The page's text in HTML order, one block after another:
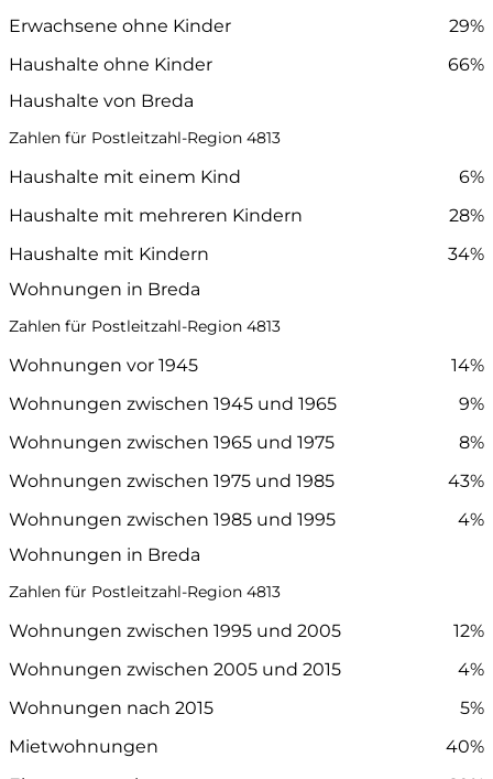
Erwachsene ohne Kinder
29%
Haushalte ohne Kinder
66%
Haushalte von Breda
Zahlen für Postleitzahl-Region 4813
Haushalte mit einem Kind
6%
Haushalte mit mehreren Kindern
28%
Haushalte mit Kindern
34%
Wohnungen in Breda
Zahlen für Postleitzahl-Region 4813
Wohnungen vor 1945
14%
Wohnungen zwischen 1945 und 1965
9%
Wohnungen zwischen 1965 und 1975
8%
Wohnungen zwischen 1975 und 1985
43%
Wohnungen zwischen 1985 und 1995
4%
Wohnungen in Breda
Zahlen für Postleitzahl-Region 4813
Wohnungen zwischen 1995 und 2005
12%
Wohnungen zwischen 2005 und 2015
4%
Wohnungen nach 2015
5%
Mietwohnungen
40%